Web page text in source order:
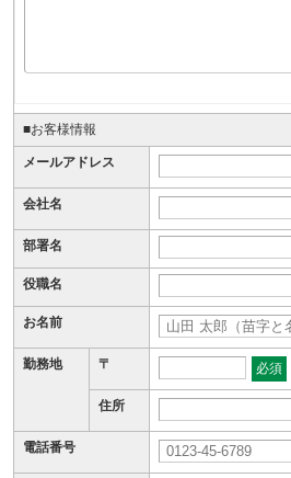
■お客様情報
メールアドレス
会社名
部署名
役職名
お名前
勤務地 〒 必須
住所
電話番号